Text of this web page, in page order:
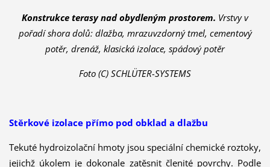
Konstrukce terasy nad obydleným prostorem. Vrstvy v
pořadí shora dolů: dlažba, mrazuvzdorný tmel, cementový
potěr, drenáž, klasická izolace, spádový potěr
Foto (C) SCHLÜTER-SYSTEMS
Stěrkové izolace přímo pod obklad a dlažbu
Tekuté hydroizolační hmoty jsou speciální chemické roztoky,
jejichž úkolem je dokonale zatěsnit členité povrchy. Podle